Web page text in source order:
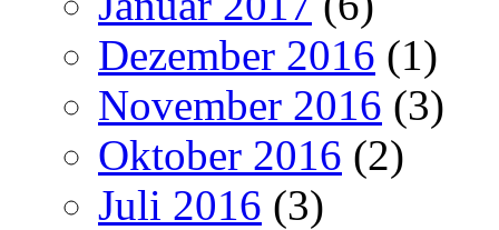
Dezember 2016 (1)
November 2016 (3)
Oktober 2016 (2)
Juli 2016 (3)